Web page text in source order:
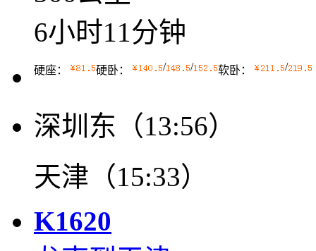
6小时11分钟
硬座： 硬卧： / / 软卧： /
深圳东（13:56）
天津（15:33）
K1620